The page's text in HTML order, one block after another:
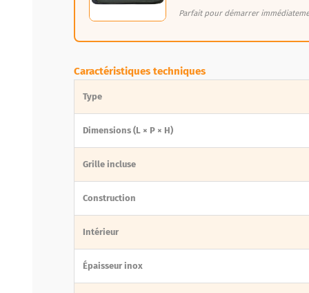
Parfait pour démarrer
Caractéristiques techniques
Type
Dimensions (L × P × H)
Grille incluse
Construction
Intérieur
Épaisseur inox